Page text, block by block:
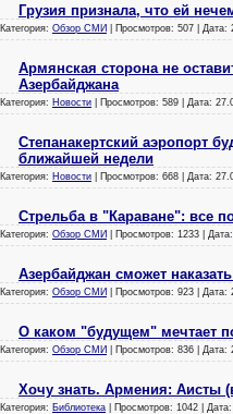
Грузия признала, что ей
Категория: Обзор СМИ | Просмотров: 507 | Дата:
Армянская сторона не
Азербайджана
Категория: Новости | Просмотров: 589 | Дата:
Степанакертский аэропорт
ближайшей недели
Категория: Новости | Просмотров: 668 | Дата:
Стрельба в "Караване": все
Категория: Обзор СМИ | Просмотров: 1233 |
Азербайджан сможет
Категория: Обзор СМИ | Просмотров: 923 | Дата:
О каком "будущем" мечтает
Категория: Обзор СМИ | Просмотров: 836 | Дата:
Хочу знать. Армения: Аисты
Категория: Библиотека | Просмотров: 1042 |